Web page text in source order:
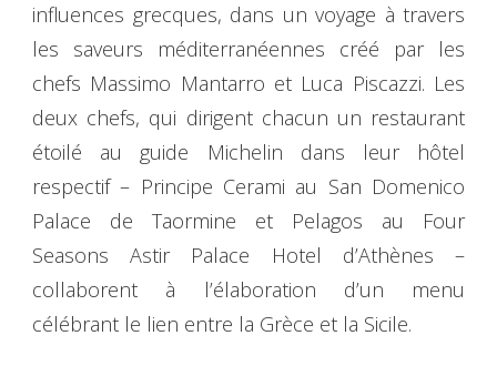
influences grecques, dans un voyage à travers
les saveurs méditerranéennes créé par les
chefs Massimo Mantarro et Luca Piscazzi. Les
deux chefs, qui dirigent chacun un restaurant
étoilé au guide Michelin dans leur hôtel
respectif – Principe Cerami au San Domenico
Palace de Taormine et Pelagos au Four
Seasons Astir Palace Hotel d’Athènes –
collaborent à l’élaboration d’un menu
célébrant le lien entre la Grèce et la Sicile.